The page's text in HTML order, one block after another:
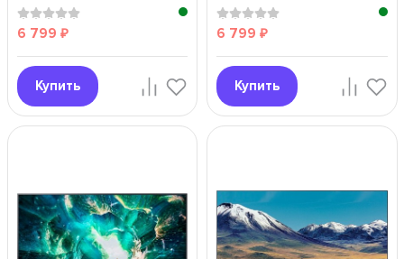
6 799 ₽
Купить
6 799 ₽
Купить